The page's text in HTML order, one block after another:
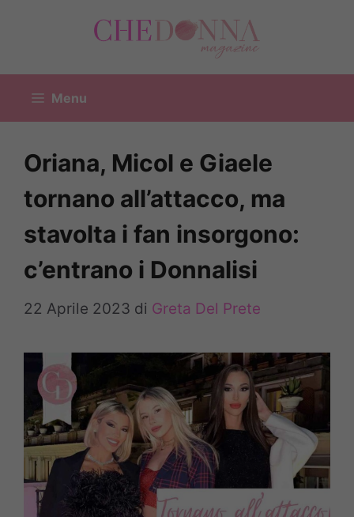
Menu
Oriana, Micol e Giaele
tornano all’attacco, ma
stavolta i fan insorgono:
c’entrano i Donnalisi
22 Aprile 2023 di Greta Del Prete